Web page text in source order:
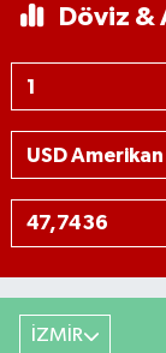
Döviz &
İZMİR